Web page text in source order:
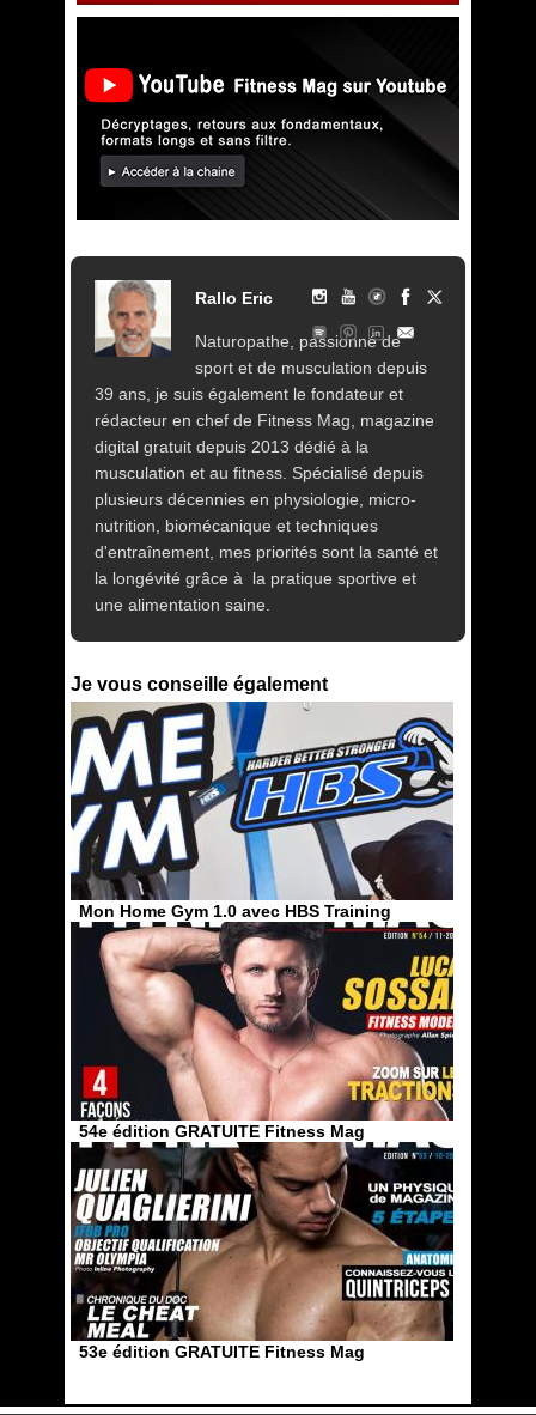
Rallo Eric
Naturopathe, passionné de
sport et de musculation depuis
39 ans, je suis également le fondateur et
rédacteur en chef de Fitness Mag, magazine
digital gratuit depuis 2013 dédié à la
musculation et au fitness. Spécialisé depuis
plusieurs décennies en physiologie, micro-
nutrition, biomécanique et techniques
d'entraînement, mes priorités sont la santé et
la longévité grâce à la pratique sportive et
une alimentation saine.
Je vous conseille également
Mon Home Gym 1.0 avec HBS Training
54e édition GRATUITE Fitness Mag
53e édition GRATUITE Fitness Mag